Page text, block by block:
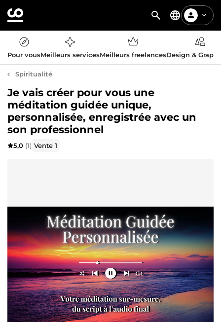
Pour vousMeilleurs servicesMeilleurs freelancesDesign &
Spiritualité
Je vais créer pour vous une
méditation guidée unique,
personnalisée, enregistrée avec un
son professionnel
5,0 (1) Vente1